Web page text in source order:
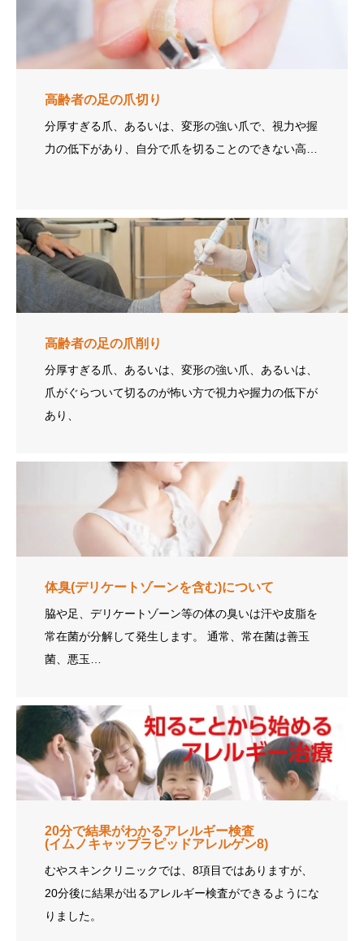
高齢者の足の爪切り
分厚すぎる爪、あるいは、変形の強い爪で、視力や握
力の低下があり、自分で爪を切ることのできない高…
高齢者の足の爪削り
分厚すぎる爪、あるいは、変形の強い爪、あるいは、
爪がぐらついて切るのが怖い方で視力や握力の低下が
あり、
体臭(デリケートゾーンを含む)について
脇や足、デリケートゾーン等の体の臭いは汗や皮脂を
常在菌が分解して発生します。 通常、常在菌は善玉
菌、悪玉…
20分で結果がわかるアレルギー検査
(イムノキャップラピッドアレルゲン8)
むやスキンクリニックでは、8項目ではありますが、
20分後に結果が出るアレルギー検査ができるようにな
りました。